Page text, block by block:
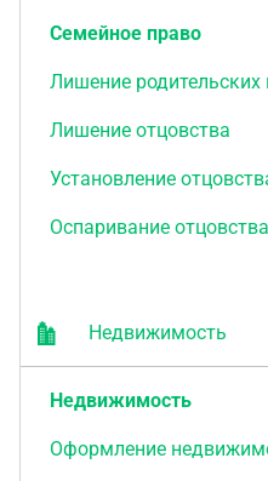
Семейное право
Лишение родительских
Лишение отцовства
Установление
Оспаривание отцовства
Недвижимость
Недвижимость
Оформление